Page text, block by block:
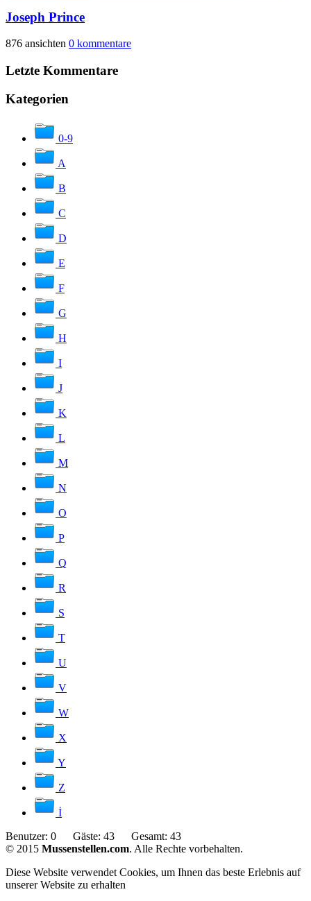
Joseph Prince
876 ansichten 0 kommentare
Letzte Kommentare
Kategorien
0-9
A
B
C
D
E
F
G
H
I
J
K
L
M
N
O
P
Q
R
S
T
U
V
W
X
Y
Z
İ
Benutzer: 0 Gäste: 43 Gesamt: 43
© 2015 Mussenstellen.com. Alle Rechte vorbehalten.
Diese Website verwendet Cookies, um Ihnen das beste Erlebnis auf
unserer Website zu erhalten